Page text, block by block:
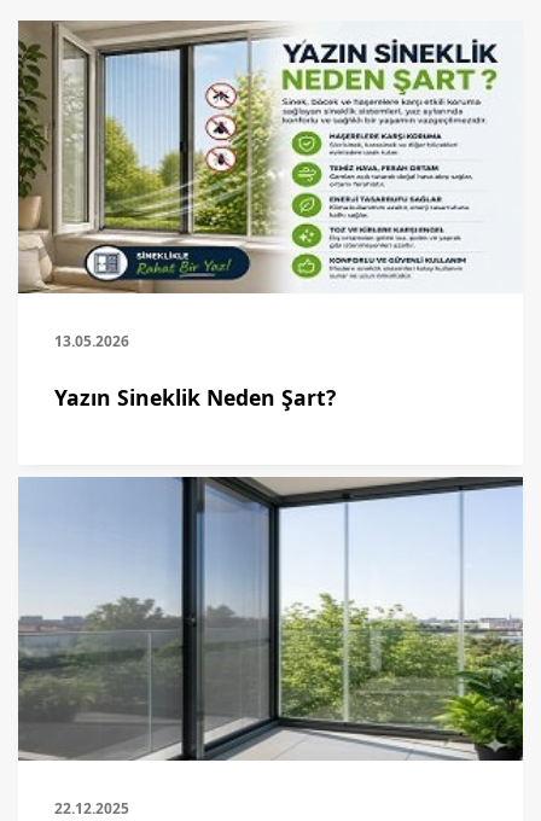
13.05.2026
Yazın Sineklik Neden Şart?
22.12.2025